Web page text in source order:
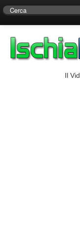
Centro di Ricerche
Il